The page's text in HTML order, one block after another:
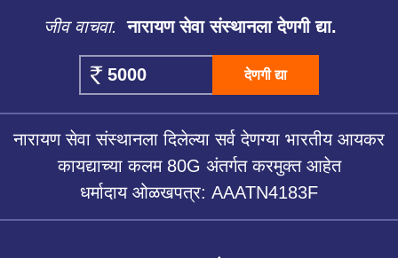
जीव वाचवा. नारायण सेवा संस्थानला देणगी द्या.
देणगी द्या
नारायण सेवा संस्थानला दिलेल्या सर्व देणग्या भारतीय आयकर
कायद्याच्या कलम 80G अंतर्गत करमुक्त आहेत
धर्मादाय ओळखपत्र: AAATN4183F